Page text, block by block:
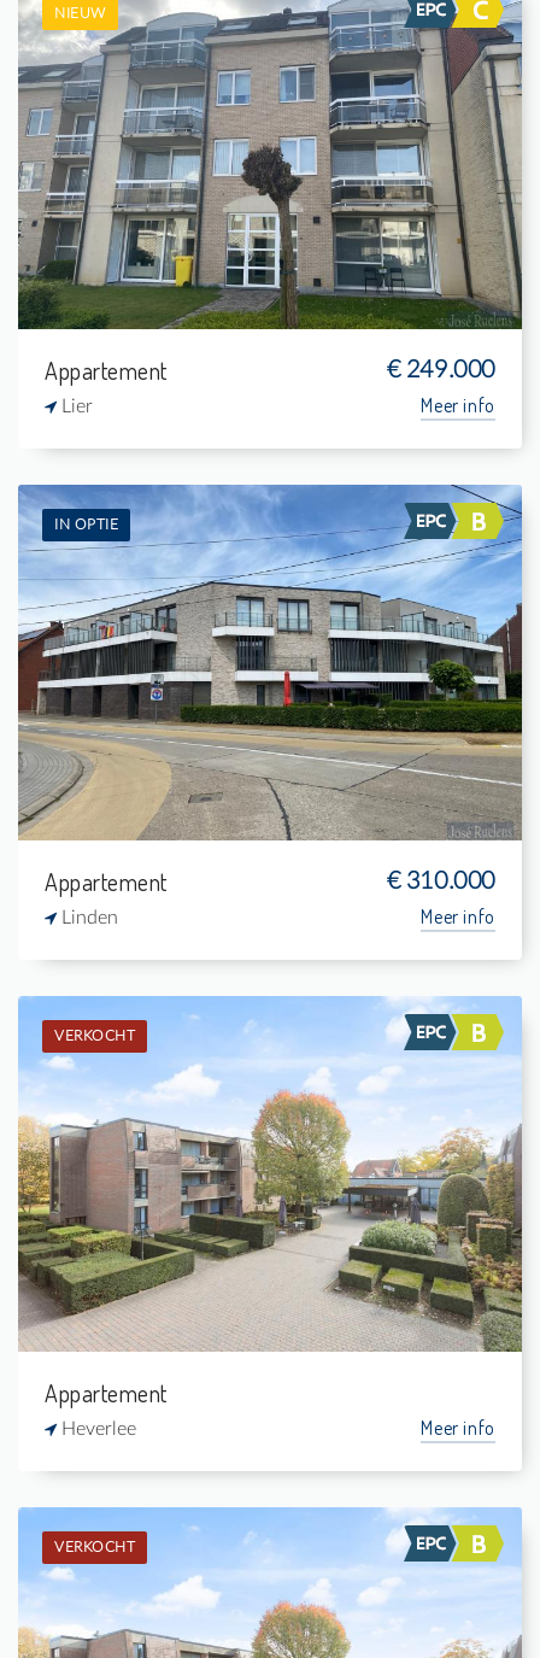
NIEUW
Te koop: Appartement
2
3 m²
1
88 m²
Appartement € 249.000
Lier Meer info
IN OPTIE
Te koop: Gelijkvloers app.
1
13 m²
1
73 m²
Appartement € 310.000
Linden Meer info
VERKOCHT
Verkocht: Assistentie-appartement
1
4 m²
1
54 m²
Appartement
Heverlee Meer info
VERKOCHT
Verkocht: Assistentie-appartement